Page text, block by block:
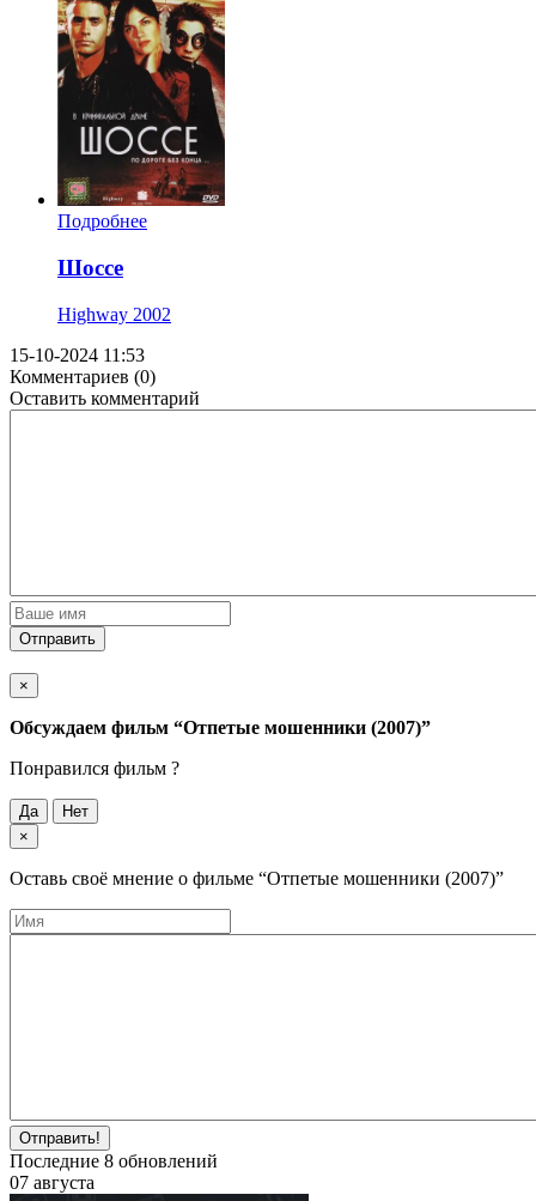
Подробнее
Шоссе
Highway 2002
15-10-2024 11:53
Комментариев (0)
Оставить комментарий
Отправить
×
Обсуждаем фильм “Отпетые мошенники (2007)”
Понравился фильм ?
Да
Нет
×
Оставь своё мнение о фильме “Отпетые мошенники (2007)”
Отправить!
Последние 8 обновлений
07 августа